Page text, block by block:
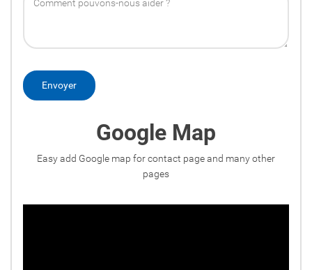
Google Map
Easy add Google map for contact page and many other
pages